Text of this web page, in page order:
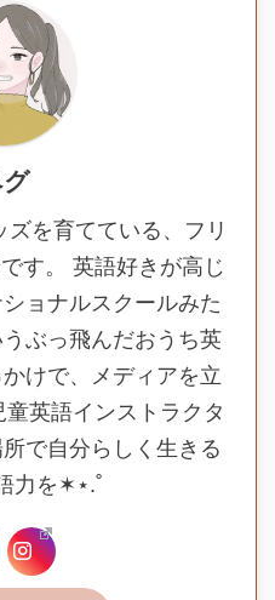
を育てている、フリ
す。 英語好きが高じ
ョナルスクールみた
ぶっ飛んだおうち英
けで、メディアを立
英語インストラクタ
で自分らしく生きる
力を✶⋆.˚